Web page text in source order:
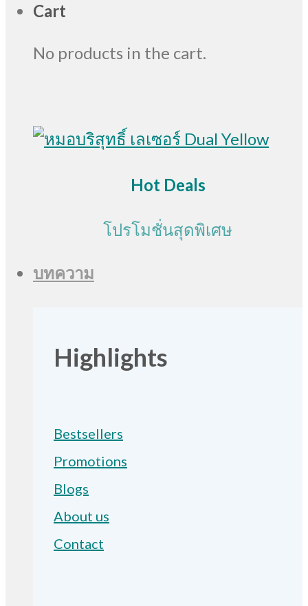
Cart
No products in the cart.
Hot Deals
โปรโมชั่นสุดพิเศษ
บทความ
Highlights
Bestsellers
Promotions
Blogs
About us
Contact